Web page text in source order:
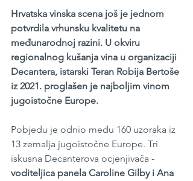
Hrvatska vinska scena još je jednom
potvrdila vrhunsku kvalitetu na
međunarodnoj razini. U okviru
regionalnog kušanja vina u organizaciji
Decantera, istarski Teran Robija Bertoše
iz 2021. proglašen je najboljim vinom
jugoistočne Europe.
Pobjedu je odnio među 160 uzoraka iz
13 zemalja jugoistočne Europe. Tri
iskusna Decanterova ocjenjivača -
voditeljica panela Caroline Gilby i Ana